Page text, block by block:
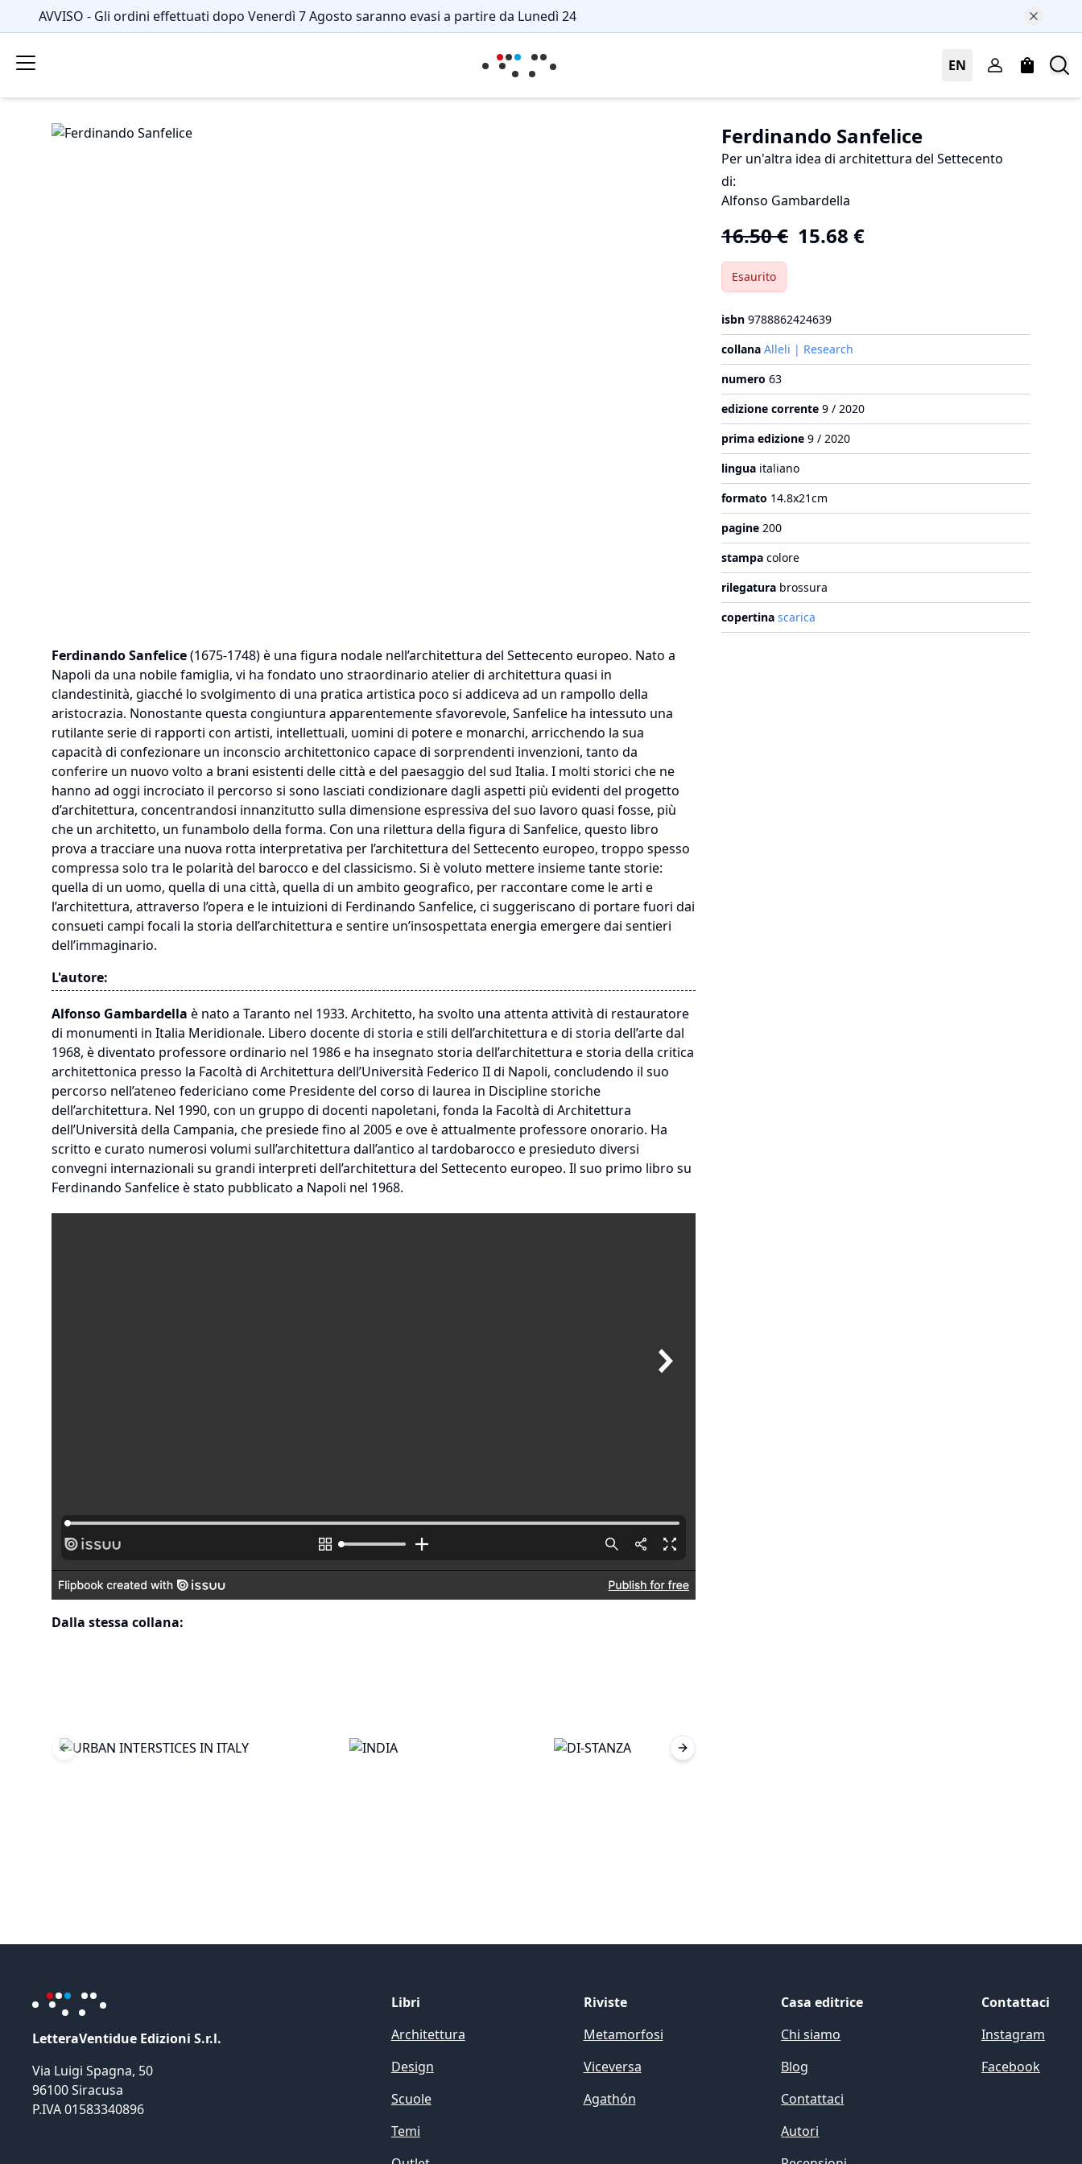
AVVISO - Gli ordini effettuati dopo Venerdì 7 Agosto saranno evasi a partire da Lunedì 24
EN
Ferdinando Sanfelice
Per un'altra idea di architettura del Settecento
di:
Alfonso Gambardella
16.50€ 15.68 €
Esaurito
isbn 9788862424639
collana Alleli | Research
numero 63
edizione corrente 9 / 2020
prima edizione 9 / 2020
lingua italiano
formato 14.8x21cm
pagine 200
stampa colore
rilegatura brossura
copertina scarica
Ferdinando Sanfelice(1675-1748) è una figura nodale nell’architettura del Settecento europeo. Nato a
Napoli da una nobile famiglia, vi ha fondato uno straordinario atelier di architettura quasi in
clandestinità, giacché lo svolgimento di una pratica artistica poco si addiceva ad un rampollo della
aristocrazia. Nonostante questa congiuntura apparentemente sfavorevole, Sanfelice ha intessuto una
rutilante serie di rapporti con artisti, intellettuali, uomini di potere e monarchi, arricchendo la sua
capacità di confezionare un inconscio architettonico capace di sorprendenti invenzioni, tanto da
conferire un nuovo volto a brani esistenti delle città e del paesaggio del sud Italia. I molti storici che ne
hanno ad oggi incrociato il percorso si sono lasciati condizionare dagli aspetti più evidenti del progetto
d’architettura, concentrandosi innanzitutto sulla dimensione espressiva del suo lavoro quasi fosse, più
che un architetto, un funambolo della forma. Con una rilettura della figura di Sanfelice, questo libro
prova a tracciare una nuova rotta interpretativa per l’architettura del Settecento europeo, troppo spesso
compressa solo tra le polarità del barocco e del classicismo. Si è voluto mettere insieme tante storie:
quella di un uomo, quella di una città, quella di un ambito geografico, per raccontare come le arti e
l’architettura, attraverso l’opera e le intuizioni di Ferdinando Sanfelice, ci suggeriscano di portare fuori dai
consueti campi focali la storia dell’architettura e sentire un’insospettata energia emergere dai sentieri
dell’immaginario.
L'autore:
Alfonso Gambardella è nato a Taranto nel 1933. Architetto, ha svolto una attenta attività di restauratore
di monumenti in Italia Meridionale. Libero docente di storia e stili dell’architettura e di storia dell’arte dal
1968, è diventato professore ordinario nel 1986 e ha insegnato storia dell’architettura e storia della critica
architettonica presso la Facoltà di Architettura dell’Università Federico II di Napoli, concludendo il suo
percorso nell’ateneo federiciano come Presidente del corso di laurea in Discipline storiche
dell’architettura. Nel 1990, con un gruppo di docenti napoletani, fonda la Facoltà di Architettura
dell’Università della Campania, che presiede fino al 2005 e ove è attualmente professore onorario. Ha
scritto e curato numerosi volumi sull’architettura dall’antico al tardobarocco e presieduto diversi
convegni internazionali su grandi interpreti dell’architettura del Settecento europeo. Il suo primo libro su
Ferdinando Sanfelice è stato pubblicato a Napoli nel 1968.
Dalla stessa collana:
Previous slide Next slide
LetteraVentidue Edizioni S.r.l.
Via Luigi Spagna, 50
96100 Siracusa
P.IVA 01583340896
Libri
Architettura
Design
Scuole
Temi
Riviste
Metamorfosi
Viceversa
Agathón
Casa editrice
Chi siamo
Blog
Contattaci
Autori
Contattaci
Instagram
Facebook